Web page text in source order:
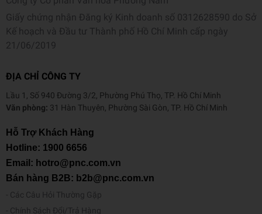
Giấy chứng nhận Đăng ký Kinh doanh số 0312628590 do Sở
Kế hoạch và Đầu tư Thành phố Hồ Chí Minh cấp ngày
21/06/2019
ĐỊA CHỈ CÔNG TY
Lầu 1, Số 940 Đường 3/2, Phường Phú Thọ, TP. Hồ Chí Minh
Văn phòng: 31 Hàn Thuyên, Phường Sài Gòn, TP. Hồ Chí Minh
Hỗ Trợ Khách Hàng
Hotline: 1900 6656
Email: hotro@pnc.com.vn
Bán hàng B2B: b2b@pnc.com.vn
Các Câu Hỏi Thường Gặp
Chính Sách Đổi/Trả Hàng